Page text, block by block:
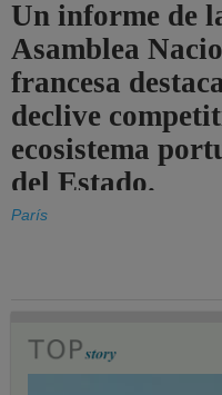
Un informe de
Asamblea
francesa
declive
ecosistema
del Estado.
París